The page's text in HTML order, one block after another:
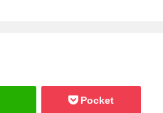
Pocket